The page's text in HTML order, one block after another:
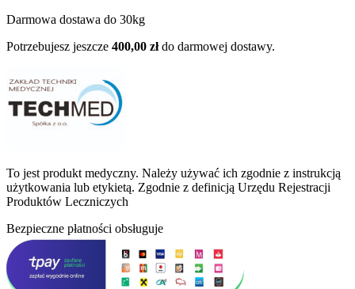
Darmowa dostawa do 30kg
Potrzebujesz jeszcze 400,00 złdo darmowej dostawy.
To jest produkt medyczny. Należy używać ich zgodnie z instrukcją
użytkowania lub etykietą. Zgodnie z definicją Urzędu Rejestracji
Produktów Leczniczych
Bezpieczne płatności obsługuje